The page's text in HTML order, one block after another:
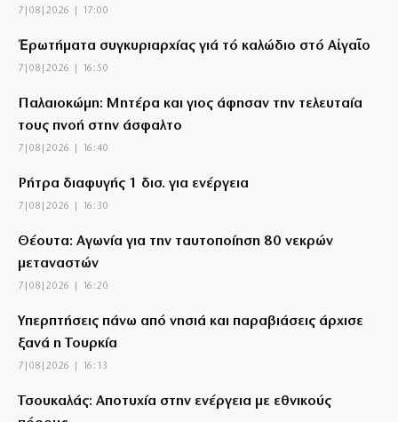
7|08|2026 | 17:00
Ἐρωτήματα συγκυριαρχίας γιά τό καλώδιο στό Αἰγαῖο
7|08|2026 | 16:50
Παλαιοκώμη: Μητέρα και γιος άφησαν την τελευταία
τους πνοή στην άσφαλτο
7|08|2026 | 16:40
Ρήτρα διαφυγής 1 δισ. για ενέργεια
7|08|2026 | 16:30
Θέουτα: Αγωνία για την ταυτοποίηση 80 νεκρών
μεταναστών
7|08|2026 | 16:20
Υπερπτήσεις πάνω από νησιά και παραβιάσεις άρχισε
ξανά η Τουρκία
7|08|2026 | 16:13
Τσουκαλάς: Αποτυχία στην ενέργεια με εθνικούς